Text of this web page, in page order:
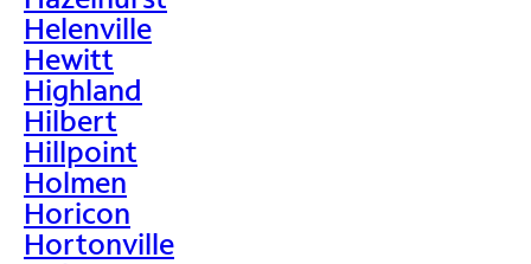
Helenville
Hewitt
Highland
Hilbert
Hillpoint
Holmen
Horicon
Hortonville